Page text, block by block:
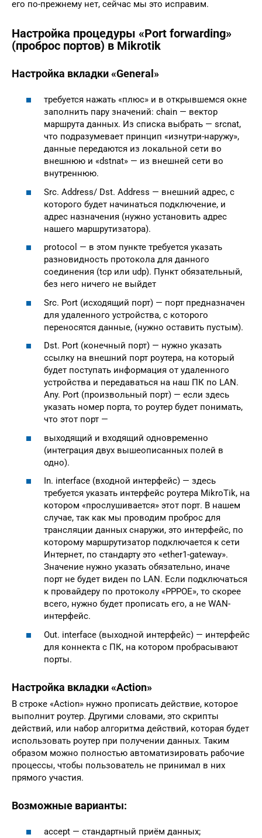
его по-прежнему нет, сейчас мы это исправим.
Настройка процедуры «Port forwarding»
(проброс портов) в Mikrotik
Настройка вкладки «General»
требуется нажать «плюс» и в открывшемся окне
заполнить пару значений: chain — вектор
маршрута данных. Из списка выбрать — srcnat,
что подразумевает принцип «изнутри-наружу»,
данные передаются из локальной сети во
внешнюю и «dstnat» — из внешней сети во
внутреннюю.
Src. Address/ Dst. Address — внешний адрес, с
которого будет начинаться подключение, и
адрес назначения (нужно установить адрес
нашего маршрутизатора).
protocol — в этом пункте требуется указать
разновидность протокола для данного
соединения (tcp или udp). Пункт обязательный,
без него ничего не выйдет
Src. Port (исходящий порт) — порт предназначен
для удаленного устройства, с которого
переносятся данные, (нужно оставить пустым).
Dst. Port (конечный порт) — нужно указать
ссылку на внешний порт роутера, на который
будет поступать информация от удаленного
устройства и передаваться на наш ПК по LAN.
Any. Port (произвольный порт) — если здесь
указать номер порта, то роутер будет понимать,
что этот порт —
выходящий и входящий одновременно
(интеграция двух вышеописанных полей в
одно).
In. interface (входной интерфейс) — здесь
требуется указать интерфейс роутера MikroTik, на
котором «прослушивается» этот порт. В нашем
случае, так как мы проводим проброс для
трансляции данных снаружи, это интерфейс, по
которому маршрутизатор подключается к сети
Интернет, по стандарту это «ether1-gateway».
Значение нужно указать обязательно, иначе
порт не будет виден по LAN. Если подключаться
к провайдеру по протоколу «PPPOE», то скорее
всего, нужно будет прописать его, а не WAN-
интерфейс.
Out. interface (выходной интерфейс) — интерфейс
для коннекта с ПК, на котором пробрасывают
порты.
Настройка вкладки «Action»
В строке «Action» нужно прописать действие, которое
выполнит роутер. Другими словами, это скрипты
действий, или набор алгоритма действий, которая будет
использовать роутер при получении данных. Таким
образом можно полностью автоматизировать рабочие
процессы, чтобы пользователь не принимал в них
прямого участия.
Возможные варианты:
accept — стандартный приём данных;